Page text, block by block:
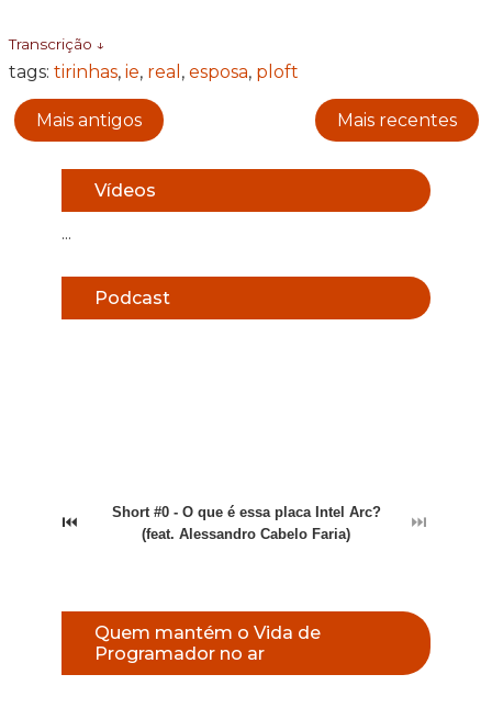
Transcrição ↓
tags: tirinhas, ie, real , esposa, ploft
Mais antigos Mais recentes
Vídeos
...
Podcast
⏮
Short #0 - O que é essa placa Intel Arc?
(feat. Alessandro Cabelo Faria)
⏭
Quem mantém o Vida de
Programador no ar